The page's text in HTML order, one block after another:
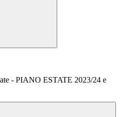
- PIANO ESTATE 2023/24 e